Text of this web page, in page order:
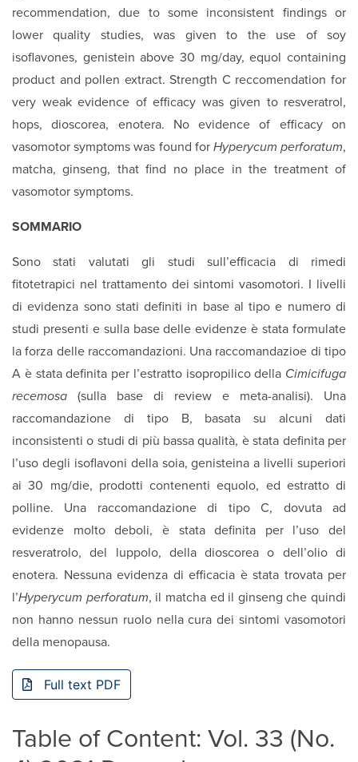
recommendation, due to some inconsistent findings or
lower quality studies, was given to the use of soy
isoflavones, genistein above 30 mg/day, equol containing
product and pollen extract. Strength C reccomendation for
very weak evidence of efficacy was given to resveratrol,
hops, dioscorea, enotera. No evidence of efficacy on
vasomotor symptoms was found for Hyperycum perforatum,
matcha, ginseng, that find no place in the treatment of
vasomotor symptoms.
SOMMARIO
Sono stati valutati gli studi sull’efficacia di rimedi
fitotetrapici nel trattamento dei sintomi vasomotori. I livelli
di evidenza sono stati definiti in base al tipo e numero di
studi presenti e sulla base delle evidenze è stata formulate
la forza delle raccomandazioni. Una raccomandazioe di tipo
A è stata definita per l’estratto isopropilico della Cimicifuga
recemosa (sulla base di review e meta-analisi). Una
raccomandazione di tipo B, basata su alcuni dati
inconsistenti o studi di più bassa qualità, è stata definita per
l’uso degli isoflavoni della soia, genisteina a livelli superiori
ai 30 mg/die, prodotti contenenti equolo, ed estratto di
polline. Una raccomandazione di tipo C, dovuta ad
evidenze molto deboli, è stata definita per l’uso del
resveratrolo, del luppolo, della dioscorea o dell’olio di
enotera. Nessuna evidenza di efficacia è stata trovata per
l’Hyperycum perforatum, il matcha ed il ginseng che quindi
non hanno nessun ruolo nella cura dei sintomi vasomotori
della menopausa.
Full text PDF
Table of Content: Vol. 33 (No.